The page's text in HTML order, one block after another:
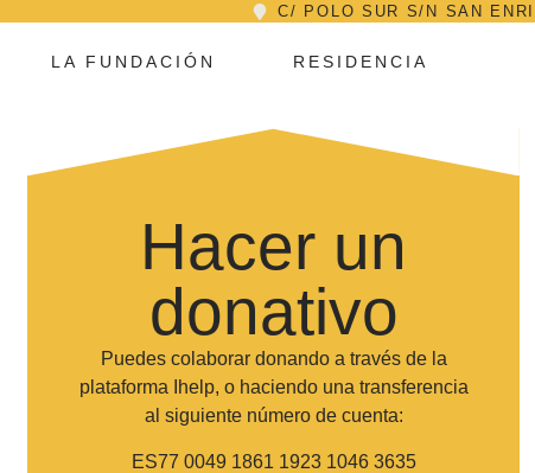
C/ POLO SUR S/N SAN
LA FUNDACIÓN RESIDENCIA
Hacer un
donativo
Puedes colaborar donando a través de la
plataforma Ihelp, o haciendo una transferencia
al siguiente número de cuenta:
ES77 0049 1861 1923 1046 3635